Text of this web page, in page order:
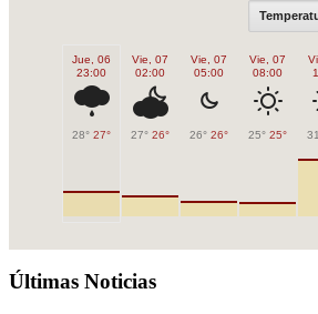
Jue, 06
23:00
28° 27°
Vie, 07
02:00
27° 26°
Vie, 07
05:00
26° 26°
Vie, 07
08:00
25° 25°
Últimas Noticias